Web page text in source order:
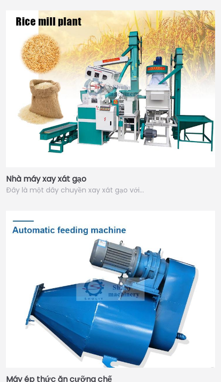
Nhà máy xay xát gạo
Đây là một dây chuyền xay xát gạo với…
Máy ép thức ăn cưỡng chế